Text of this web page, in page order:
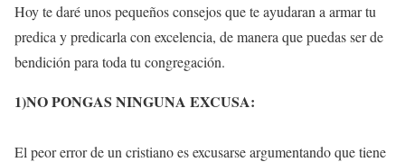
Hoy te daré unos pequeños consejos que te ayudaran a armar tu
predica y predicarla con excelencia, de manera que puedas ser de
bendición para toda tu congregación.
1)NO PONGAS NINGUNA EXCUSA:
El peor error de un cristiano es excusarse argumentando que tiene